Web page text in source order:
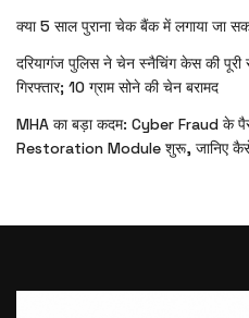
क्या 5 साल पुराना चेक बैंक में लगाया जा
दरियागंज पुलिस ने चेन स्नैचिंग केस की पूरी
गिरफ्तार; 10 ग्राम सोने की चेन बरामद
MHA का बड़ा कदम: Cyber Fraud के
Restoration Module शुरू, जानिए कैसे